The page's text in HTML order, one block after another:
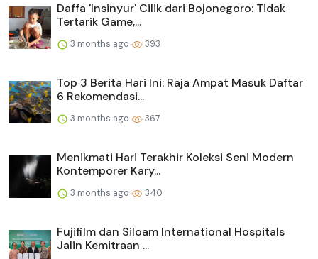
Daffa 'Insinyur' Cilik dari Bojonegoro: Tidak
Tertarik Game,...
3 months ago 393
Top 3 Berita Hari Ini: Raja Ampat Masuk Daftar
6 Rekomendasi...
3 months ago 367
Menikmati Hari Terakhir Koleksi Seni Modern
Kontemporer Kary...
3 months ago 340
Fujifilm dan Siloam International Hospitals
Jalin Kemitraan ...